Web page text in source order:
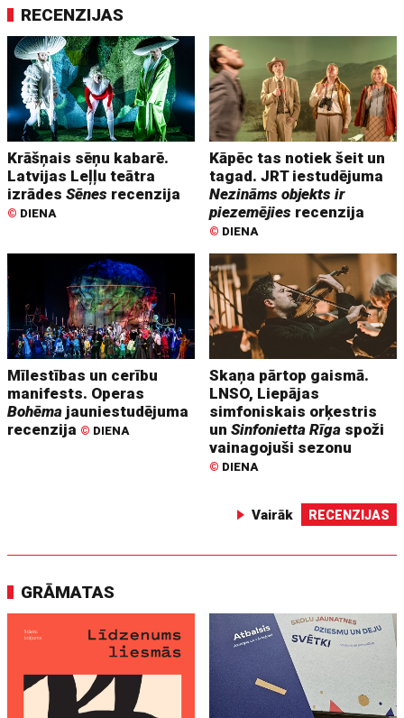
RECENZIJAS
Krāšņais sēņu kabarē.
Latvijas Leļļu teātra
izrādesSēnes recenzija
© DIENA
Kāpēc tas notiek šeit un
tagad. JRT iestudējuma
Nezināms objekts ir
piezemējies recenzija
© DIENA
Mīlestības un cerību
manifests. Operas
Bohēma jauniestudējuma
recenzija © DIENA
Skaņa pārtop gaismā.
LNSO, Liepājas
simfoniskais orķestris
unSinfonietta Rīga spoži
vainagojuši sezonu
© DIENA
Vairāk RECENZIJAS
GRĀMATAS